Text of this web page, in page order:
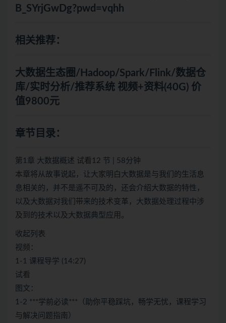
B_SYrjGwDg?pwd=vqhh
相关推荐：
大数据生态圈/Hadoop/Spark/Flink/数据仓
库/实时分析/推荐系统 视频+资料(40G) 价
值9800元
章节目录：
第1章 大数据概述 试看12 节 | 58分钟
本章将从故事说起，让大家明白大数据是与我们的生活息
息相关的，并不是遥不可及的，还会介绍大数据的特性，
以及大数据对我们带来的技术变革，大数据处理过程中涉
及到的技术以及大数据典型应用。
收起列表
视频：
1-1 课程导学 (14:27)
试看
图文：
1-2 ***学前必读***（助你平稳踩坑，畅学无忧，课程学习
与解决问题指南）